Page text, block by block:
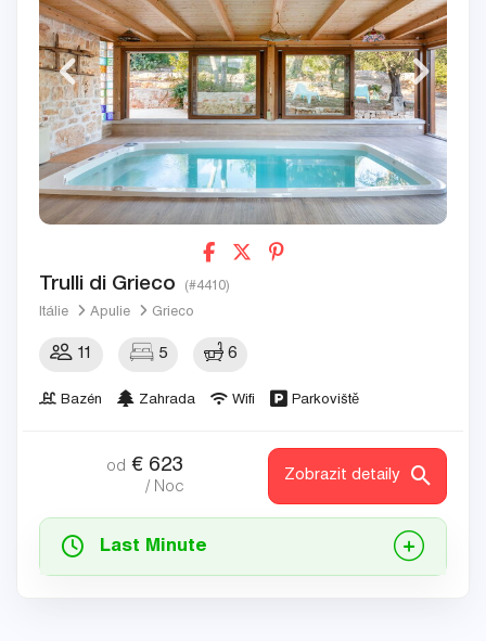
Trulli di Grieco (#4410)
Itálie Apulie Grieco
11 5 6
Bazén Zahrada Wifi Parkoviště
od € 623
/ Noc
Zobrazit detaily
Last Minute